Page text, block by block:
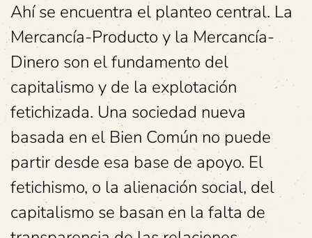
Ahí se encuentra el planteo central. La
Mercancía-Producto y la Mercancía-
Dinero son el fundamento del
capitalismo y de la explotación
fetichizada. Una sociedad nueva
basada en el Bien Común no puede
partir desde esa base de apoyo. El
fetichismo, o la alienación social, del
capitalismo se basan en la falta de